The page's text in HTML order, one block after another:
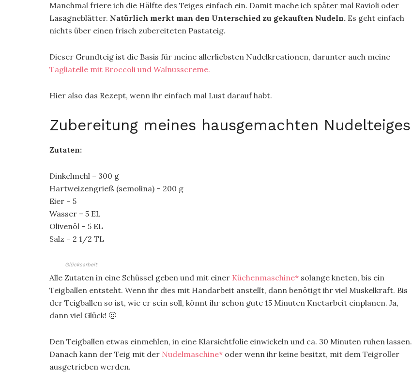
Manchmal friere ich die Hälfte des Teiges einfach ein. Damit mache ich später mal Ravioli oder
Lasagneblätter. Natürlich merkt man den Unterschied zu gekauften Nudeln. Es geht einfach
nichts über einen frisch zubereiteten Pastateig.
Dieser Grundteig ist die Basis für meine allerliebsten Nudelkreationen, darunter auch meine
Tagliatelle mit Broccoli und Walnusscreme.
Hier also das Rezept, wenn ihr einfach mal Lust darauf habt.
Zubereitung meines hausgemachten Nudelteiges
Zutaten:
Dinkelmehl – 300 g
Hartweizengrieß (semolina) – 200 g
Eier – 5
Wasser – 5 EL
Olivenöl – 5 EL
Salz – 2 1/2 TL
Glücksarbeit
Alle Zutaten in eine Schüssel geben und mit einer Küchenmaschine* solange kneten, bis ein
Teigballen entsteht. Wenn ihr dies mit Handarbeit anstellt, dann benötigt ihr viel Muskelkraft. Bis
der Teigballen so ist, wie er sein soll, könnt ihr schon gute 15 Minuten Knetarbeit einplanen. Ja,
dann viel Glück! 🙂
Den Teigballen etwas einmehlen, in eine Klarsichtfolie einwickeln und ca. 30 Minuten ruhen lassen.
Danach kann der Teig mit der Nudelmaschine* oder wenn ihr keine besitzt, mit dem Teigroller
ausgetrieben werden.